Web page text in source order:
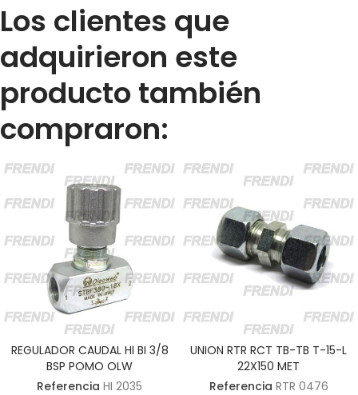
Los clientes que
adquirieron este
producto también
compraron:
REGULADOR CAUDAL HI BI 3/8
BSP POMO OLW
Referencia HI 2035
UNION RTR RCT TB-TB T-15-L
22X150 MET
Referencia RTR 0476